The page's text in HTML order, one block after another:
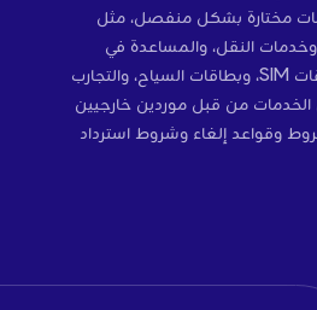
مختارة بشكل منفصل، مثل
وخدمات النقل، والمساعدة في
التأشيرات، والتأمين، وبطاقات SIM، وبطاقات السياح، والتجارب
من قبل موردين خارجيين
وقواعد إلغاء وشروط استرداد